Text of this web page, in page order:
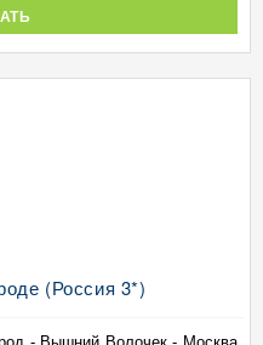
(Россия 3*)